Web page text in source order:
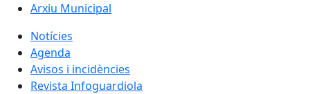
Arxiu Municipal
Notícies
Agenda
Avisos i incidències
Revista Infoguardiola